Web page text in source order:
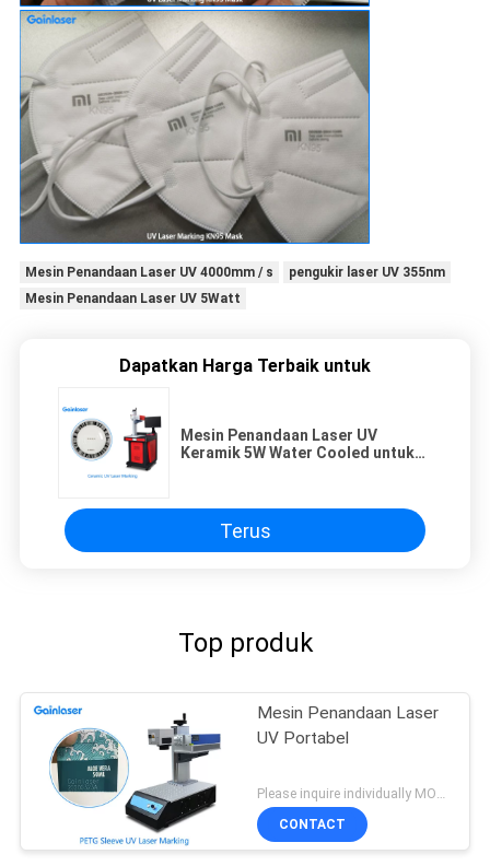
Mesin Penandaan Laser UV 4000mm / s
pengukir laser UV 355nm
Mesin Penandaan Laser UV 5Watt
Dapatkan Harga Terbaik untuk
Mesin Penandaan Laser UV
Keramik 5W Water Cooled untuk
Terus
Top produk
Mesin Penandaan Laser
UV Portabel
Please inquire individually MOQ:1
CONTACT